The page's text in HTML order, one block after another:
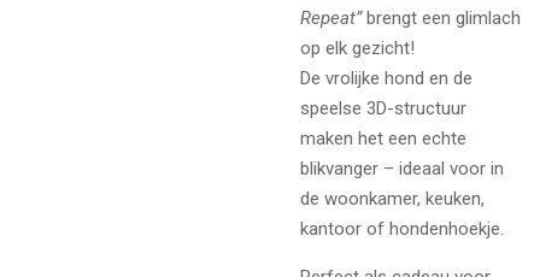
Repeat”brengt een glimlach
op elk gezicht!
De vrolijke hond en de
speelse 3D-structuur
maken het een echte
blikvanger – ideaal voor in
de woonkamer, keuken,
kantoor of hondenhoekje.